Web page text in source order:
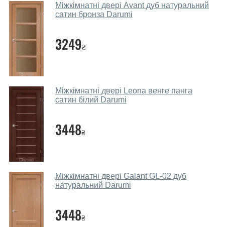
дверей.
месенджери, онлайн-чат або безпосередньо в нашому
салоні-магазині.
Які основні особливості та переваги
Каркас полотна міжкімнатних дверей виготовляється з
євробрусу (власного сушіння), що покривається МДФ
накладками товщиною 20 мм. Завдяки такій товщині
МДФ, вся конструкція виходить дуже міцною та
надійною.
Наші рекомендації залежать від необхідних
Міжкімнатні двері Avant дуб натуральний
сатин бронза Darumi
3249₴
Міжкімнатні двері Leona венге панга
сатин білий Darumi
3448₴
Міжкімнатні двері Galant GL-02 дуб
натуральний Darumi
3448₴